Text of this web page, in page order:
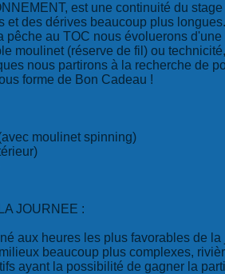
est une continuité du
et des dérives beaucoup plus longues.
pêche au TOC nous évoluerons
moulinet (réserve de fil) ou
nous partirons à la recherche de
forme de Bon Cadeau !
moulinet spinning)
JOURNEE :
aux heures les plus favorables de
beaucoup plus complexes,
ayant la possibilité de gagner la